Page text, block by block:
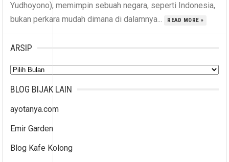
Yudhoyono), memimpin sebuah negara, seperti Indonesia,
bukan perkara mudah dimana di dalamnya...
READ MORE »
ARSIP
Arsip
BLOG BIJAK LAIN
ayotanya.com
Emir Garden
Blog Kafe Kolong